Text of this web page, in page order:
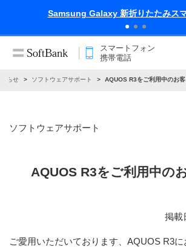
スマートフォン
携帯電話
らせ ソフトウェアサポート AQUOS R3をご利用中のお
ソフトウェアサポート
AQUOS R3をご利用中の
掲載
ご愛用いただいております、AQUOS R3